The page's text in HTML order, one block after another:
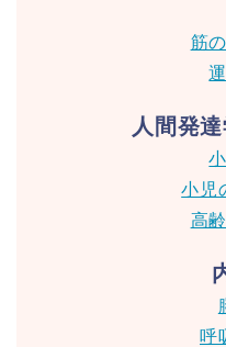
筋
人間発
小児
高
呼